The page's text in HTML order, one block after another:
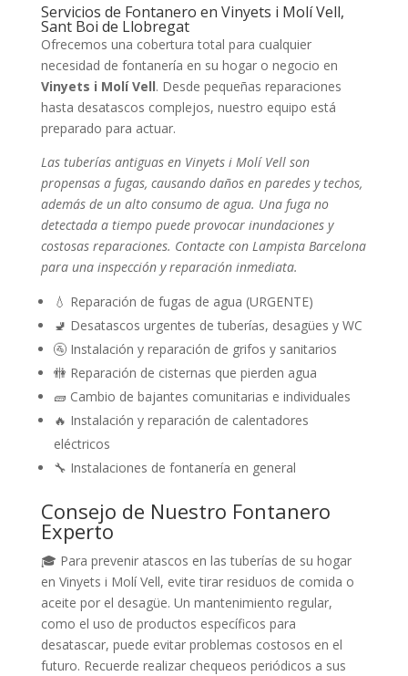
Servicios de Fontanero en Vinyets i Molí Vell,
Sant Boi de Llobregat
Ofrecemos una cobertura total para cualquier
necesidad de fontanería en su hogar o negocio en
Vinyets i Molí Vell. Desde pequeñas reparaciones
hasta desatascos complejos, nuestro equipo está
preparado para actuar.
Las tuberías antiguas en Vinyets i Molí Vell son
propensas a fugas, causando daños en paredes y techos,
además de un alto consumo de agua. Una fuga no
detectada a tiempo puede provocar inundaciones y
costosas reparaciones. Contacte con Lampista Barcelona
para una inspección y reparación inmediata.
💧 Reparación de fugas de agua (URGENTE)
🚽 Desatascos urgentes de tuberías, desagües y WC
🚰 Instalación y reparación de grifos y sanitarios
🚻 Reparación de cisternas que pierden agua
🧱 Cambio de bajantes comunitarias e individuales
🔥 Instalación y reparación de calentadores
eléctricos
🔧 Instalaciones de fontanería en general
Consejo de Nuestro Fontanero
Experto
🎓 Para prevenir atascos en las tuberías de su hogar
en Vinyets i Molí Vell, evite tirar residuos de comida o
aceite por el desagüe. Un mantenimiento regular,
como el uso de productos específicos para
desatascar, puede evitar problemas costosos en el
futuro. Recuerde realizar chequeos periódicos a sus